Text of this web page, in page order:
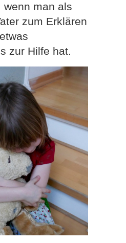
wenn man als
zum Erklären
zur Hilfe hat.